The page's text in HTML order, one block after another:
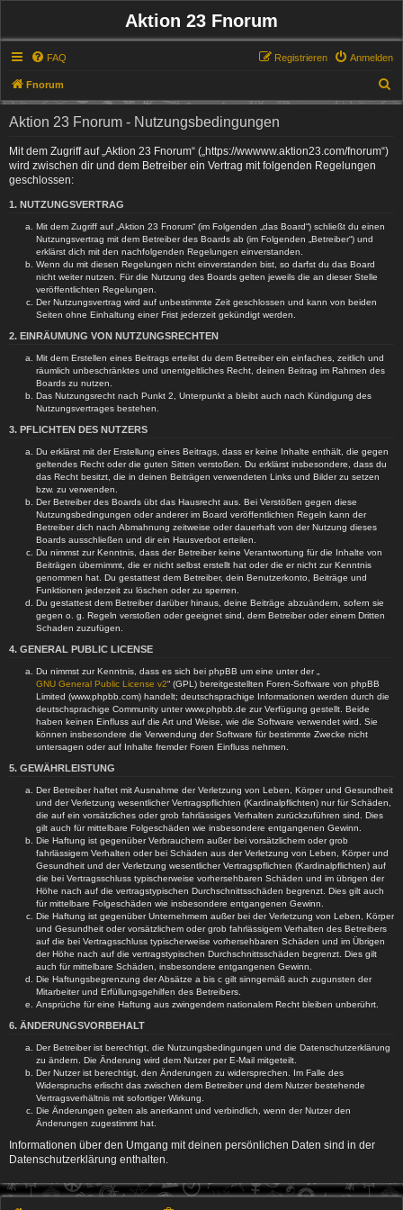
Aktion 23 Fnorum
FAQ Anmelden
Registrieren
Fnorum
u
Aktion 23 Fnorum - Nutzungsbedingungen
Mit dem Zugriff auf „Aktion 23 Fnorum“ („https://wwwww.aktion23.com/fnorum“)
wird zwischen dir und dem Betreiber ein Vertrag mit folgenden Regelungen
geschlossen:
1. NUTZUNGSVERTRAG
Mit dem Zugriff auf „Aktion 23 Fnorum“ (im Folgenden „das Board“) schließt du einen
Nutzungsvertrag mit dem Betreiber des Boards ab (im Folgenden „Betreiber“) und
erklärst dich mit den nachfolgenden Regelungen einverstanden.
Wenn du mit diesen Regelungen nicht einverstanden bist, so darfst du das Board
nicht weiter nutzen. Für die Nutzung des Boards gelten jeweils die an dieser Stelle
veröffentlichten Regelungen.
Der Nutzungsvertrag wird auf unbestimmte Zeit geschlossen und kann von beiden
Seiten ohne Einhaltung einer Frist jederzeit gekündigt werden.
2. EINRÄUMUNG VON NUTZUNGSRECHTEN
Mit dem Erstellen eines Beitrags erteilst du dem Betreiber ein einfaches, zeitlich und
räumlich unbeschränktes und unentgeltliches Recht, deinen Beitrag im Rahmen des
Boards zu nutzen.
Das Nutzungsrecht nach Punkt 2, Unterpunkt a bleibt auch nach Kündigung des
Nutzungsvertrages bestehen.
3. PFLICHTEN DES NUTZERS
Du erklärst mit der Erstellung eines Beitrags, dass er keine Inhalte enthält, die gegen
geltendes Recht oder die guten Sitten verstoßen. Du erklärst insbesondere, dass du
das Recht besitzt, die in deinen Beiträgen verwendeten Links und Bilder zu setzen
bzw. zu verwenden.
Der Betreiber des Boards übt das Hausrecht aus. Bei Verstößen gegen diese
Nutzungsbedingungen oder anderer im Board veröffentlichten Regeln kann der
Betreiber dich nach Abmahnung zeitweise oder dauerhaft von der Nutzung dieses
Boards ausschließen und dir ein Hausverbot erteilen.
Du nimmst zur Kenntnis, dass der Betreiber keine Verantwortung für die Inhalte von
Beiträgen übernimmt, die er nicht selbst erstellt hat oder die er nicht zur Kenntnis
genommen hat. Du gestattest dem Betreiber, dein Benutzerkonto, Beiträge und
Funktionen jederzeit zu löschen oder zu sperren.
Du gestattest dem Betreiber darüber hinaus, deine Beiträge abzuändern, sofern sie
gegen o. g. Regeln verstoßen oder geeignet sind, dem Betreiber oder einem Dritten
Schaden zuzufügen.
4. GENERAL PUBLIC LICENSE
Du nimmst zur Kenntnis, dass es sich bei phpBB um eine unter der „
GNU General Public License v2“ (GPL) bereitgestellten Foren-Software von phpBB
Limited (www.phpbb.com) handelt; deutschsprachige Informationen werden durch die
deutschsprachige Community unter www.phpbb.de zur Verfügung gestellt. Beide
haben keinen Einfluss auf die Art und Weise, wie die Software verwendet wird. Sie
können insbesondere die Verwendung der Software für bestimmte Zwecke nicht
untersagen oder auf Inhalte fremder Foren Einfluss nehmen.
5. GEWÄHRLEISTUNG
Der Betreiber haftet mit Ausnahme der Verletzung von Leben, Körper und Gesundheit
und der Verletzung wesentlicher Vertragspflichten (Kardinalpflichten) nur für Schäden,
die auf ein vorsätzliches oder grob fahrlässiges Verhalten zurückzuführen sind. Dies
gilt auch für mittelbare Folgeschäden wie insbesondere entgangenen Gewinn.
Die Haftung ist gegenüber Verbrauchern außer bei vorsätzlichem oder grob
fahrlässigem Verhalten oder bei Schäden aus der Verletzung von Leben, Körper und
Gesundheit und der Verletzung wesentlicher Vertragspflichten (Kardinalpflichten) auf
die bei Vertragsschluss typischerweise vorhersehbaren Schäden und im übrigen der
Höhe nach auf die vertragstypischen Durchschnittsschäden begrenzt. Dies gilt auch
für mittelbare Folgeschäden wie insbesondere entgangenen Gewinn.
Die Haftung ist gegenüber Unternehmern außer bei der Verletzung von Leben, Körper
und Gesundheit oder vorsätzlichem oder grob fahrlässigem Verhalten des Betreibers
auf die bei Vertragsschluss typischerweise vorhersehbaren Schäden und im Übrigen
der Höhe nach auf die vertragstypischen Durchschnittsschäden begrenzt. Dies gilt
auch für mittelbare Schäden, insbesondere entgangenen Gewinn.
Die Haftungsbegrenzung der Absätze a bis c gilt sinngemäß auch zugunsten der
Mitarbeiter und Erfüllungsgehilfen des Betreibers.
Ansprüche für eine Haftung aus zwingendem nationalem Recht bleiben unberührt.
6. ÄNDERUNGSVORBEHALT
Der Betreiber ist berechtigt, die Nutzungsbedingungen und die Datenschutzerklärung
zu ändern. Die Änderung wird dem Nutzer per E-Mail mitgeteilt.
Der Nutzer ist berechtigt, den Änderungen zu widersprechen. Im Falle des
Widerspruchs erlischt das zwischen dem Betreiber und dem Nutzer bestehende
Vertragsverhältnis mit sofortiger Wirkung.
Die Änderungen gelten als anerkannt und verbindlich, wenn der Nutzer den
Änderungen zugestimmt hat.
Informationen über den Umgang mit deinen persönlichen Daten sind in der
Datenschutzerklärung enthalten.